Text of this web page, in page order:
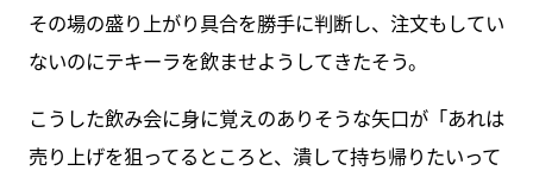
その場の盛り上がり具合を勝手に判断し、注文もしてい
ないのにテキーラを飲ませようしてきたそう。
こうした飲み会に身に覚えのありそうな矢口が「あれは
売り上げを狙ってるところと、潰して持ち帰りたいって